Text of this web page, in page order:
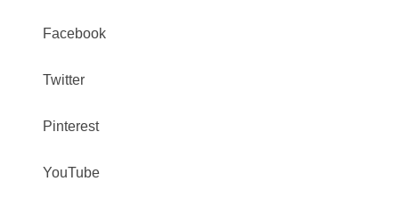
Facebook
Twitter
Pinterest
YouTube